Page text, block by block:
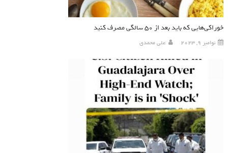
خوراکی‌هایی که باید بعد از ۵۰ سالگی مصرف کنید
نوامبر 9, 2023 علی محمدی